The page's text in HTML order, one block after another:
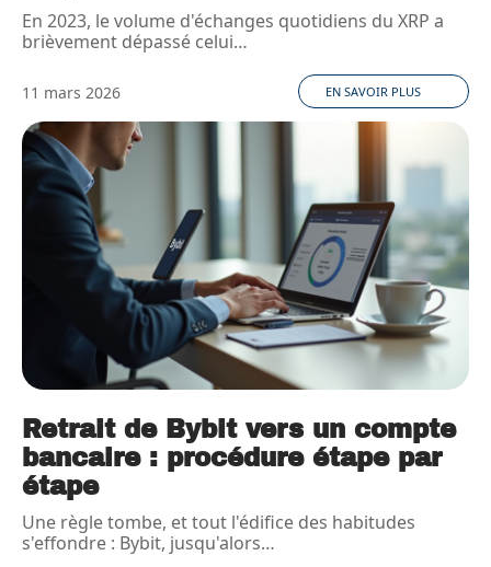
En 2023, le volume d'échanges quotidiens du XRP a
brièvement dépassé celui…
11 mars 2026 EN SAVOIR PLUS
Retrait de Bybit vers un compte
bancaire : procédure étape par
étape
Une règle tombe, et tout l'édifice des habitudes
s'effondre : Bybit, jusqu'alors…